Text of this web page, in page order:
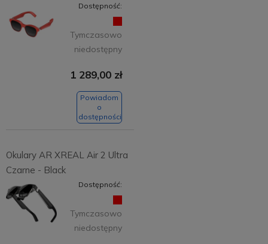
Dostępność:
Tymczasowo
niedostępny
1 289,00 zł
Powiadom
o
dostępności
Okulary AR XREAL Air 2 Ultra
Czarne - Black
Dostępność:
Tymczasowo
niedostępny